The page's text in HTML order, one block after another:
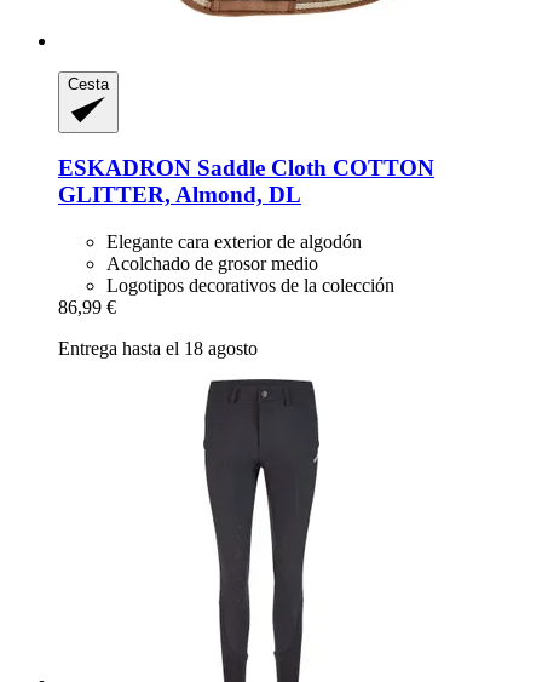
Cesta
ESKADRON Saddle Cloth COTTON
GLITTER, Almond, DL
Elegante cara exterior de algodón
Acolchado de grosor medio
Logotipos decorativos de la colección
86,99 €
Entrega hasta el 18 agosto